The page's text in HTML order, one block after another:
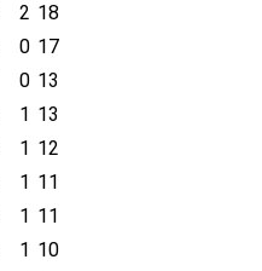
2 18
0 17
0 13
1 13
1 12
1 11
1 11
1 10